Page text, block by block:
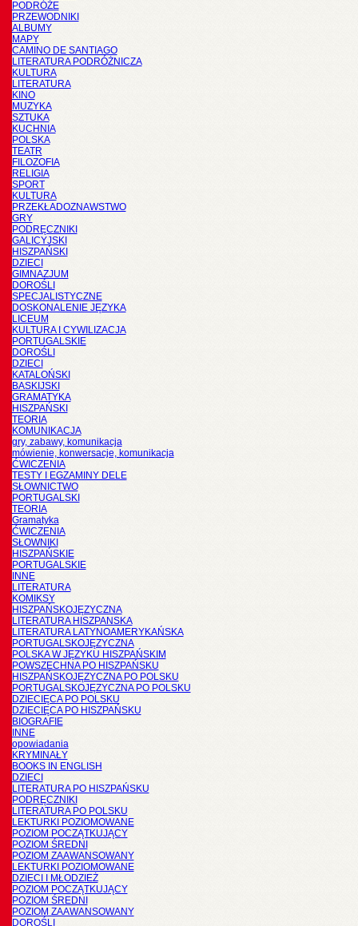
PODRÓŻE
PRZEWODNIKI
ALBUMY
MAPY
CAMINO DE SANTIAGO
LITERATURA PODRÓŻNICZA
KULTURA
LITERATURA
KINO
MUZYKA
SZTUKA
KUCHNIA
POLSKA
TEATR
FILOZOFIA
RELIGIA
SPORT
KULTURA
PRZEKŁADOZNAWSTWO
GRY
PODRĘCZNIKI
GALICYJSKI
HISZPAŃSKI
DZIECI
GIMNAZJUM
DOROŚLI
SPECJALISTYCZNE
DOSKONALENIE JĘZYKA
LICEUM
KULTURA I CYWILIZACJA
PORTUGALSKIE
DOROŚLI
DZIECI
KATALOŃSKI
BASKIJSKI
GRAMATYKA
HISZPAŃSKI
TEORIA
KOMUNIKACJA
gry, zabawy, komunikacja
mówienie, konwersacje, komunikacja
ĆWICZENIA
TESTY I EGZAMINY DELE
SŁOWNICTWO
PORTUGALSKI
TEORIA
Gramatyka
ĆWICZENIA
SŁOWNIKI
HISZPAŃSKIE
PORTUGALSKIE
INNE
LITERATURA
KOMIKSY
HISZPAŃSKOJĘZYCZNA
LITERATURA HISZPANSKA
LITERATURA LATYNOAMERYKAŃSKA
PORTUGALSKOJĘZYCZNA
POLSKA W JĘZYKU HISZPAŃSKIM
POWSZECHNA PO HISZPAŃSKU
HISZPAŃSKOJĘZYCZNA PO POLSKU
PORTUGALSKOJĘZYCZNA PO POLSKU
DZIECIĘCA PO POLSKU
DZIECIĘCA PO HISZPAŃSKU
BIOGRAFIE
INNE
opowiadania
KRYMINAŁY
BOOKS IN ENGLISH
DZIECI
LITERATURA PO HISZPAŃSKU
PODRĘCZNIKI
LITERATURA PO POLSKU
LEKTURKI POZIOMOWANE
POZIOM POCZĄTKUJĄCY
POZIOM ŚREDNI
POZIOM ZAAWANSOWANY
LEKTURKI POZIOMOWANE
DZIECI I MŁODZIEŻ
POZIOM POCZĄTKUJĄCY
POZIOM ŚREDNI
POZIOM ZAAWANSOWANY
DOROŚLI